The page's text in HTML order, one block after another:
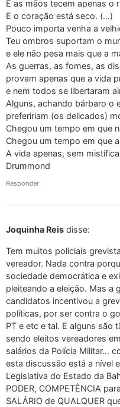
E as mãos tecem apenas o
E o coração está seco. (…)
Pouco importa venha a
Teu ombros suportam o
e ele não pesa mais que a
As guerras, as fomes, as
provam apenas que a vida
e nem todos se libertaram
Alguns, achando bárbaro o
prefeririam (os delicados)
Chegou um tempo em que
Chegou um tempo em que
A vida apenas, sem
Drummond
Responder
Joquinha Reis disse:
Tem muitos policiais
vereador. Nada contra
sociedade democrática e
pleiteando a eleição. Mas a
candidatos incentivou a
políticas, por ser contra o
PT e etc e tal. E alguns são
sendo eleitos vereadores
salários da Polícia Militar…
esta discussão está a nível
Legislativa do Estado da
PODER, COMPETÊNCIA
SALÁRIO de QUALQUER